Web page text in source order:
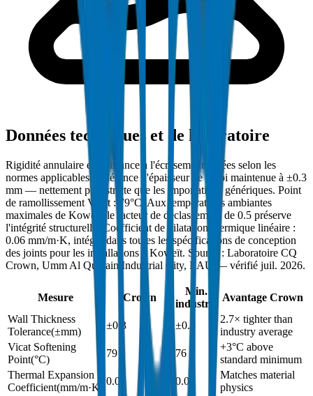
Données techniques et de laboratoire
Rigidité annulaire et résistance à l'écrasement testées selon les
normes applicables. Tolérance d'épaisseur de paroi maintenue à ±0.3
mm — nettement plus stricte que les importations génériques. Point
de ramollissement Vicat : 79°C. Aux températures ambiantes
maximales de Koweït, le facteur de déclassement de 0.5 préserve
l'intégrité structurelle. Coefficient de dilatation thermique linéaire :
0.06 mm/m·K, intégré dans toutes les spécifications de conception
des joints pour les installations à Koweït. Source : Laboratoire CQ
Crown, Umm Al Quwain Industrial City, EAU — vérifié juil. 2026.
Mesure Crown
Min.
industrie
Avantage Crown
Wall Thickness
Tolerance(±mm)
±0.3 ±0.8
2.7× tighter than
industry average
Vicat Softening
Point(°C)
79 76
+3°C above
standard minimum
Thermal Expansion
Coefficient(mm/m·K
0.06 0.06
Matches material
physics